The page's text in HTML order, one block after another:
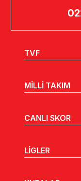
TVF
MİLLİ TAKIM
CANLI SKOR
LİGLER